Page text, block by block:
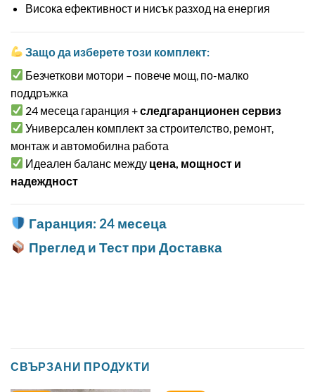
Висока ефективност и нисък разход на енергия
Защо да изберете този комплект:
Безчеткови мотори – повече мощ, по-малко
поддръжка
24 месеца гаранция +следгаранционен сервиз
Универсален комплект за строителство, ремонт,
монтаж и автомобилна работа
Идеален баланс между цена, мощност и
надеждност
Гаранция: 24 месеца
Преглед и Тест при Доставка
СВЪРЗАНИ ПРОДУКТИ